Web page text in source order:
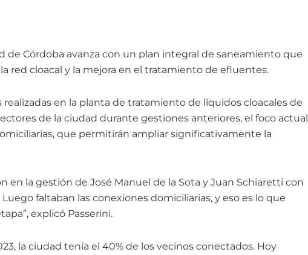
de Córdoba avanza con un plan integral de saneamiento que
red cloacal y la mejora en el tratamiento de efluentes.
realizadas en la planta de tratamiento de líquidos cloacales de
de la ciudad durante gestiones anteriores, el foco actual
que permitirán ampliar significativamente la
en la gestión de José Manuel de la Sota y Juan Schiaretti con
faltaban las conexiones domiciliarias, y eso es lo que
explicó Passerini.
la ciudad tenía el 40% de los vecinos conectados. Hoy